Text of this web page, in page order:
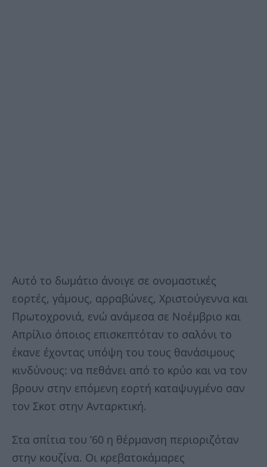
Αυτό το δωμάτιο άνοιγε σε ονομαστικές
εορτές, γάμους, αρραβώνες, Χριστούγεννα και
Πρωτοχρονιά, ενώ ανάμεσα σε Νοέμβριο και
Απρίλιο όποιος επισκεπτόταν το σαλόνι το
έκανε έχοντας υπόψη του τους θανάσιμους
κινδύνους: να πεθάνει από το κρύο και να τον
βρουν στην επόμενη εορτή καταψυγμένο σαν
τον Σκοτ στην Ανταρκτική.
Στα σπίτια του ’60 η θέρμανση περιοριζόταν
στην κουζίνα. Οι κρεβατοκάμαρες